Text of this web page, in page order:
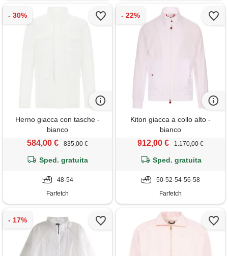
Herno giacca con tasche -
bianco
584,00 € 835,00 €
Sped. gratuita
48-54
Farfetch
Kiton giacca a collo alto -
bianco
912,00 € 1.170,00 €
Sped. gratuita
50-52-54-56-58
Farfetch